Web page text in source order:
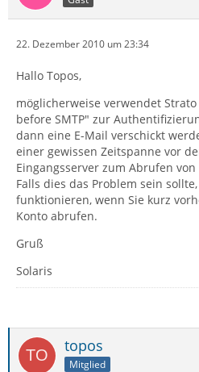
22. Dezember 2010 um 23:34
Hallo Topos,
möglicherweise verwendet
before SMTP" zur
dann eine E-Mail verschickt
einer gewissen Zeitspanne vor
Eingangsserver zum Abrufen
Falls dies das Problem sein
funktionieren, wenn Sie kurz
Konto abrufen.
Gruß
Solaris
topos
Mitglied